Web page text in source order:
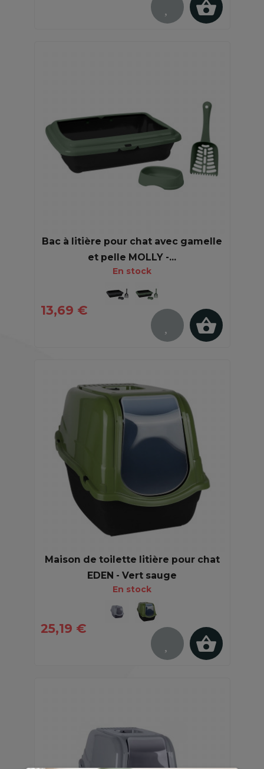
Bac à litière pour chat avec gamelle
et pelle MOLLY -...
En stock
13,69 €
Maison de toilette litière pour chat
EDEN - Vert sauge
En stock
25,19 €